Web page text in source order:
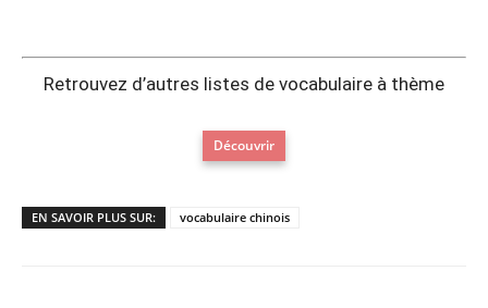
Retrouvez d’autres listes de vocabulaire à thème
Découvrir
EN SAVOIR PLUS SUR: vocabulaire chinois